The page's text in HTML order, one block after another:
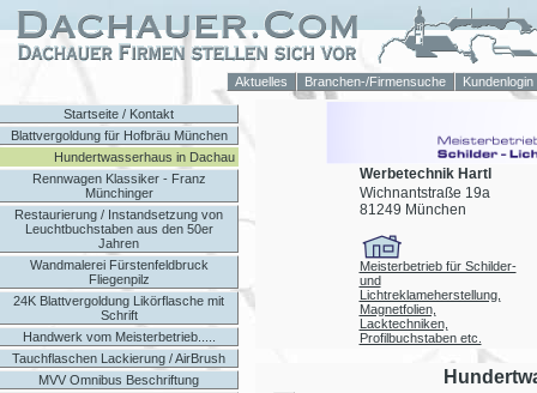
Aktuelles Branchen-/Firmensuche Kundenlogin
Startseite / Kontakt
Blattvergoldung für Hofbräu München
Hundertwasserhaus in Dachau
Rennwagen Klassiker - Franz
Münchinger
Restaurierung / Instandsetzung von
Leuchtbuchstaben aus den 50er
Jahren
Wandmalerei Fürstenfeldbruck
Fliegenpilz
24K Blattvergoldung Likörflasche mit
Schrift
Handwerk vom Meisterbetrieb.....
Tauchflaschen Lackierung / AirBrush
MVV Omnibus Beschriftung
Werbetechnik Hartl
Wichnantstraße 19a
81249 München
Meisterbetrieb für Schilder-
und
Lichtreklameherstellung,
Magnetfolien,
Lacktechniken,
Profilbuchstaben etc.